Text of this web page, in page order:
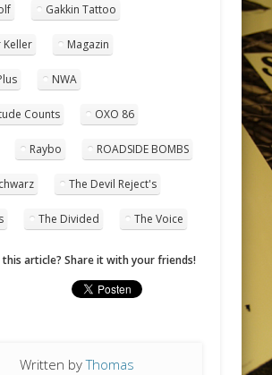
Gakkin Tattoo
Keller Magazin
NWA
Counts OXO 86
Raybo ROADSIDE BOMBS
The Devil Reject's
The Divided The Voice
this article? Share it with your friends!
Written byThomas